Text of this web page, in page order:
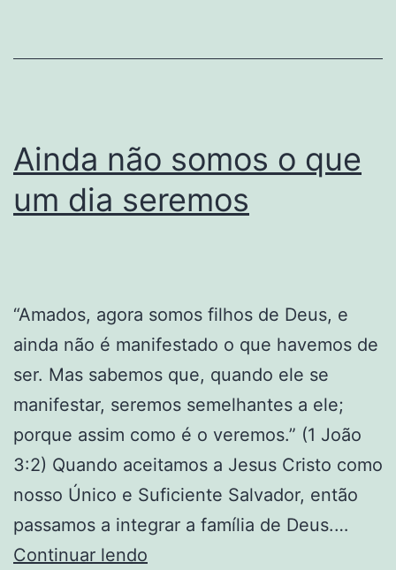
prende
Ainda não somos o que
um dia seremos
“Amados, agora somos filhos de Deus, e
ainda não é manifestado o que havemos de
ser. Mas sabemos que, quando ele se
manifestar, seremos semelhantes a ele;
porque assim como é o veremos.” (1 João
3:2) Quando aceitamos a Jesus Cristo como
nosso Único e Suficiente Salvador, então
passamos a integrar a família de Deus.…
Continuar lendo